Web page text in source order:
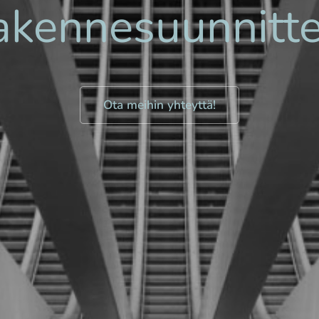
Ota meihin yhteyttä!